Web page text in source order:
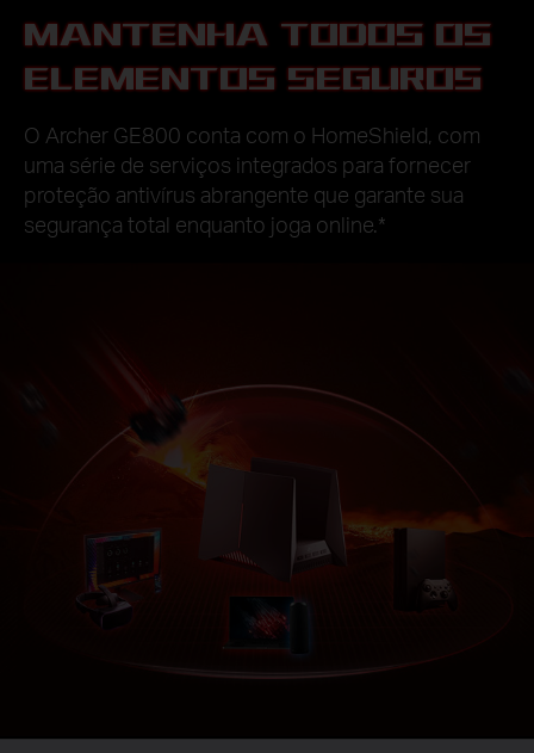
MANTENHA TODOS OS
ELEMENTOS SEGUROS
O Archer GE800 conta com o HomeShield, com
uma série de serviços integrados para fornecer
proteção antivírus abrangente que garante sua
segurança total enquanto joga online.*